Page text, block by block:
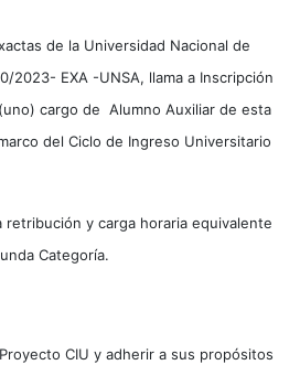
de la Universidad Nacional de
2023- EXA -UNSA, llama a Inscripción
cargo de Alumno Auxiliar de esta
del Ciclo de Ingreso Universitario
retribución y carga horaria equivalente
Categoría.
CIU y adherir a sus propósitos